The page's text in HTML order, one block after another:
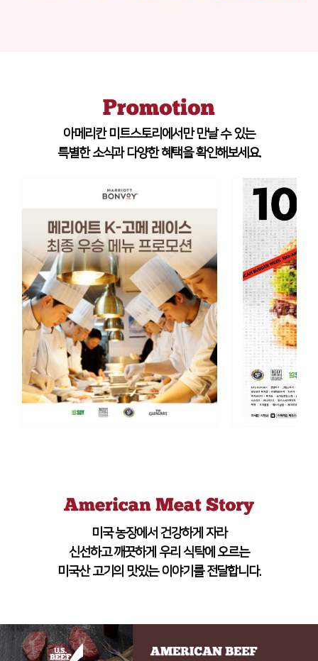
아메리칸 미트스토리에서만 만날 수 있는
특별한 소식과 다양한 혜택을 확인해보세요.
미국 농장에서 건강하게 자라
신선하고 깨끗하게 우리 식탁에 오르는
미국산 고기의 맛있는 이야기를 전달합니다.